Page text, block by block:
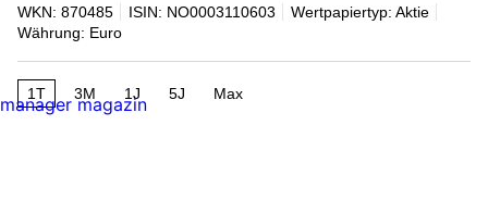
WKN: 870485 ISIN: NO0003110603
Wertpapiertyp: Aktie
Währung: Euro
1T 3M 1J 5J Max
manager magazin